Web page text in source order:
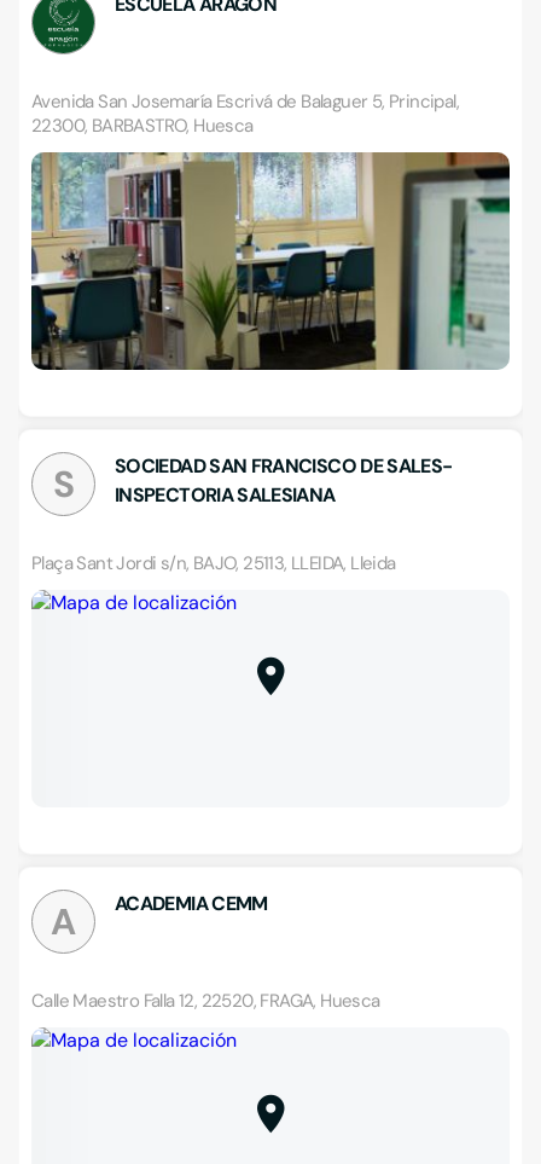
Avenida San Josemaría Escrivá de Balaguer 5, Principal,
22300, BARBASTRO, Huesca
S
SOCIEDAD SAN FRANCISCO DE SALES-
INSPECTORIA SALESIANA
Plaça Sant Jordi s/n, BAJO, 25113, LLEIDA, Lleida
A ACADEMIA CEMM
Calle Maestro Falla 12, 22520, FRAGA, Huesca